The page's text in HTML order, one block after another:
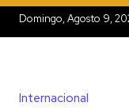
Domingo, Agosto 9,
Internacional